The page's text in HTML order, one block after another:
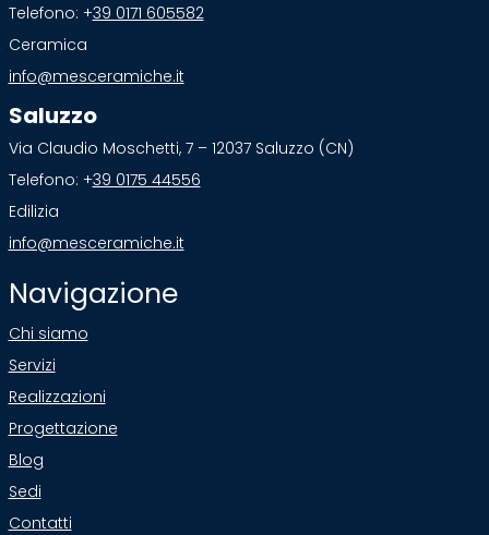
Telefono: +39 0171 605582
Ceramica
info@mesceramiche.it
Saluzzo
Via Claudio Moschetti, 7 – 12037 Saluzzo (CN)
Telefono: +39 0175 44556
Edilizia
info@mesceramiche.it
Navigazione
Chi siamo
Servizi
Realizzazioni
Progettazione
Blog
Sedi
Contatti